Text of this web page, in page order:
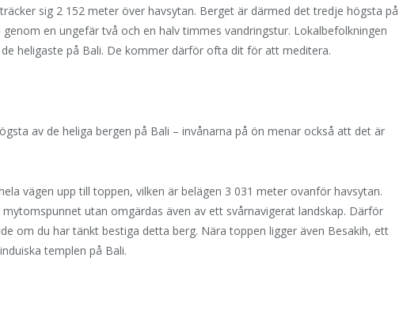
sig 2 152 meter över havsytan. Berget är därmed det tredje högsta på
en ungefär två och en halv timmes vandringstur. Lokalbefolkningen
heligaste på Bali. De kommer därför ofta dit för att meditera.
av de heliga bergen på Bali – invånarna på ön menar också att det är
vägen upp till toppen, vilken är belägen 3 031 meter ovanför havsytan.
utan omgärdas även av ett svårnavigerat landskap. Därför
om du har tänkt bestiga detta berg. Nära toppen ligger även Besakih, ett
templen på Bali.